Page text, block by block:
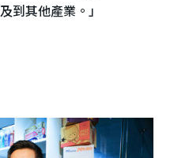
到其他產業。」